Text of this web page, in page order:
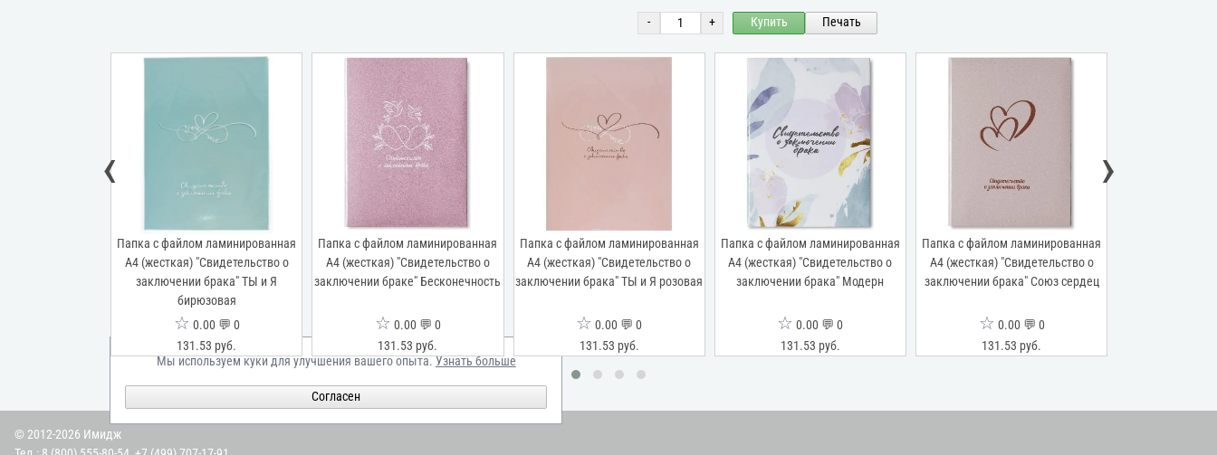
- + Купить Печать
Папка с файлом ламинированная
А4 (жесткая) "Свидетельство о
заключении брака" ТЫ и Я
бирюзовая
☆ 0.00 💬 0
131.53 руб.
Папка с файлом ламинированная
А4 (жесткая) "Свидетельство о
заключении браке" Бесконечность
☆ 0.00 💬 0
131.53 руб.
Папка с файлом ламинированная
А4 (жесткая) "Свидетельство о
заключении брака" ТЫ и Я розовая
☆ 0.00 💬 0
131.53 руб.
Папка с файлом ламинированная
А4 (жесткая) "Свидетельство о
заключении брака" Модерн
☆ 0.00 💬 0
131.53 руб.
Папка с файлом ламинированная
А4 (жесткая) "Свидетельство о
заключении брака" Союз сердец
☆ 0.00 💬 0
131.53 руб.
‹ ›
Мы используем куки для улучшения вашего опыта.Узнать больше
Согласен
© 2012-2026 Имидж